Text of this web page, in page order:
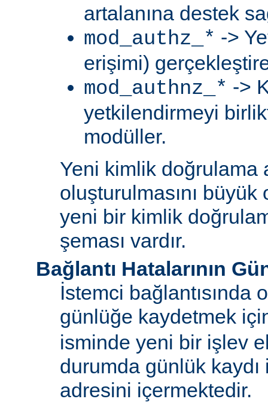
artalanına destek
mod_authz_* ->
erişimi)
mod_authnz_* ->
yetkilendirmeyi
modüller.
Yeni kimlik doğrulama
oluşturulmasını
yeni bir kimlik
şeması vardır.
Bağlantı Hatalarının
İstemci bağlantısında
günlüğe kaydetmek
isminde yeni bir işlev
durumda günlük
adresini içermektedir.